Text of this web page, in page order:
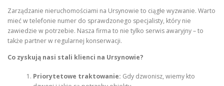
Zarządzanie nieruchomościami na Ursynowie to ciągłe wyzwanie. Warto
mieć w telefonie numer do sprawdzonego specjalisty, który nie
zawiedzie w potrzebie. Nasza firma to nie tylko serwis awaryjny – to
także partner w regularnej konserwacji.
Co zyskują nasi stali klienci na Ursynowie?
Priorytetowe traktowanie: Gdy dzwonisz, wiemy kto